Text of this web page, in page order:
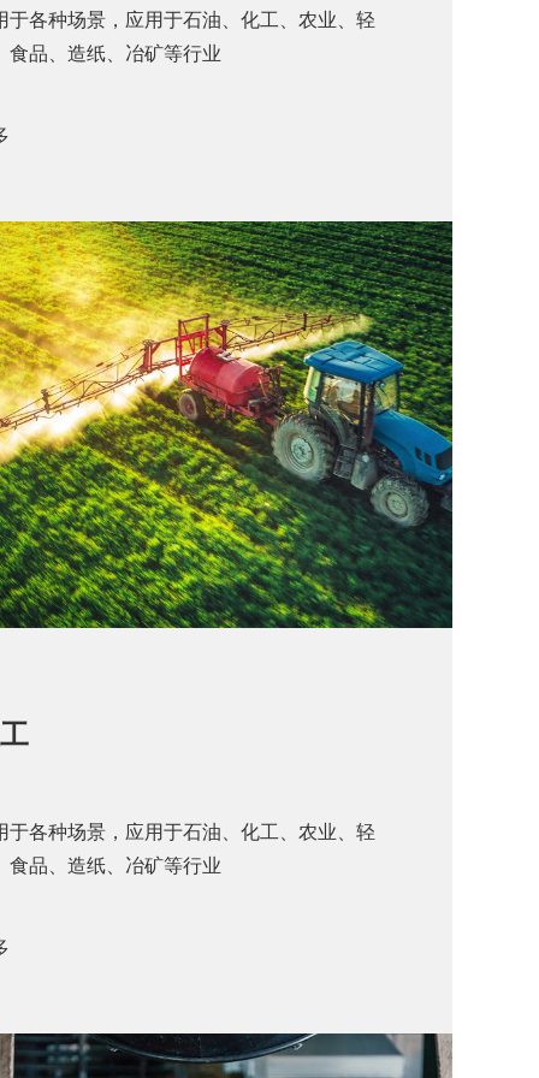
于各种场景，应用于石油、化工、农业、轻
食品、造纸、冶矿等行业
于各种场景，应用于石油、化工、农业、轻
食品、造纸、冶矿等行业